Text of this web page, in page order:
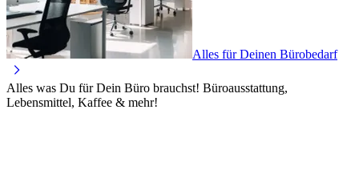
Alles für Deinen Bürobedarf
Alles was Du für Dein Büro brauchst! Büroausstattung,
Lebensmittel, Kaffee & mehr!